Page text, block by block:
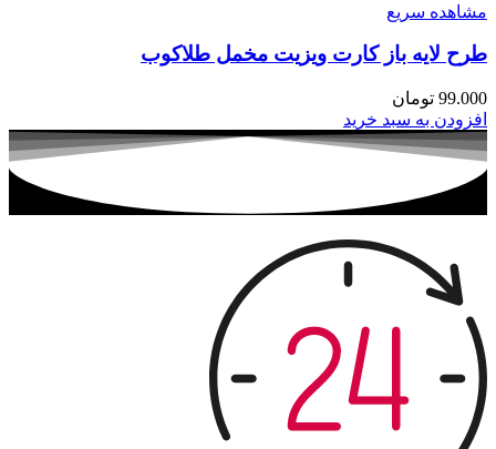
مشاهده سریع
طرح لایه باز کارت ویزیت مخمل طلاکوب
99.000 تومان
افزودن به سبد خرید